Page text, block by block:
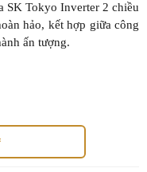
SK Tokyo Inverter 2 chiều
hảo, kết hợp giữa công
ấn tượng.